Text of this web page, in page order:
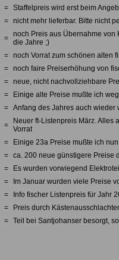
= Staffelpreis wird erst beim
= nicht mehr lieferbar. Bitte nicht
= noch Preis aus Übernahme von
die Jahre ;)
= noch Vorrat zum schönen alten
= noch faire Preiserhöhung von
= neue, nicht nachvollziehbare
=
Einige alte Preise mußte ich
= Anfang des Jahres auch
=
Neuer ft-Listenpreis März. Alles
Vorrat
=
Einige 23a Preise mußte ich
= ca. 200 neue günstigere Preise
=
Es wurden vorwiegend
=
Im Januar wurden viele Preise
=
Info fischer Listenpreis für Jahr
=
Preis durch
= Teil bei Santjohanser besorgt,